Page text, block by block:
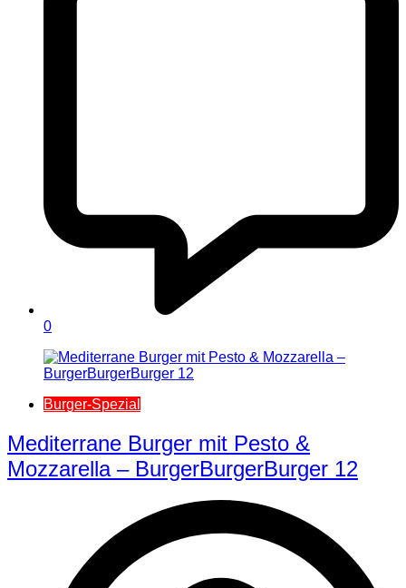
0
Burger-Spezial
Mediterrane Burger mit Pesto &
Mozzarella – BurgerBurgerBurger 12